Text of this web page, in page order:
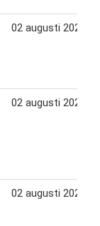
02 augusti 2026
02 augusti 2026
02 augusti 2026